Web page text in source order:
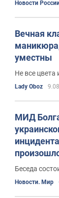
Новости
Вечная
уместны
Не все цвета
Lady Oboz
МИД
Беседа
Новости. Мир